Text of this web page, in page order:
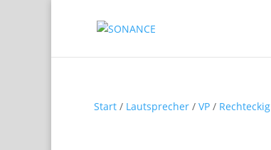
Start / Lautsprecher / VP / Rechteckig